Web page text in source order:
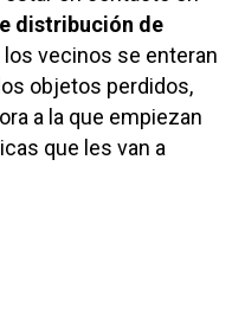
distribución de
vecinos se enteran
objetos perdidos,
a la que empiezan
que les van a